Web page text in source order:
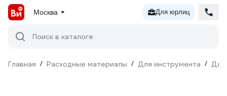
Москва Для юрлиц
Поиск в каталоге
Главная / Расходные материалы / Для инструмента / Для